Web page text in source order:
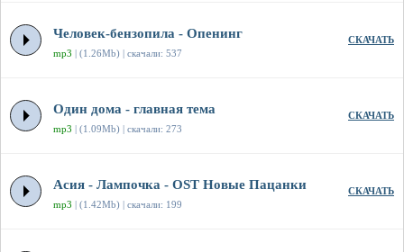
Человек-бензопила - Опенинг
mp3 | (1.26Mb) | скачали: 537
СКАЧАТЬ
Один дома - главная тема
mp3 | (1.09Mb) | скачали: 273
СКАЧАТЬ
Асия - Лампочка - OST Новые Пацанки
mp3 | (1.42Mb) | скачали: 199
СКАЧАТЬ